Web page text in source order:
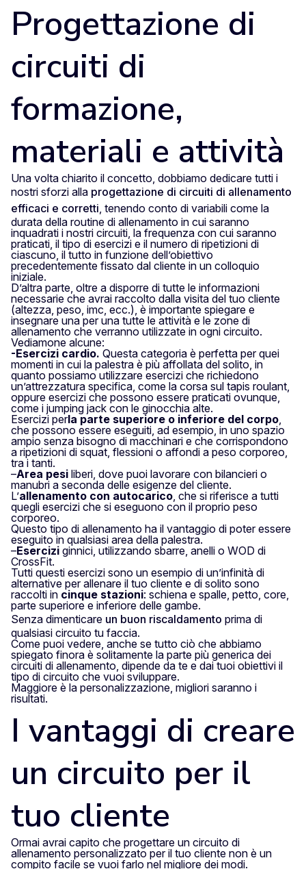
Progettazione di
circuiti di
formazione,
materiali e attività
Una volta chiarito il concetto, dobbiamo dedicare tutti i
nostri sforzi alla progettazione di circuiti di allenamento
efficaci e corretti, tenendo conto di variabili come la
durata della routine di allenamento in cui saranno
inquadrati i nostri circuiti, la frequenza con cui saranno
praticati, il tipo di esercizi e il numero di ripetizioni di
ciascuno, il tutto in funzione dell’obiettivo
precedentemente fissato dal cliente in un colloquio
iniziale.
D’altra parte, oltre a disporre di tutte le informazioni
necessarie che avrai raccolto dalla visita del tuo cliente
(altezza, peso, imc, ecc.), è importante spiegare e
insegnare una per una tutte le attività e le zone di
allenamento che verranno utilizzate in ogni circuito.
Vediamone alcune:
-Esercizi cardio. Questa categoria è perfetta per quei
momenti in cui la palestra è più affollata del solito, in
quanto possiamo utilizzare esercizi che richiedono
un’attrezzatura specifica, come la corsa sul tapis roulant,
oppure esercizi che possono essere praticati ovunque,
come i jumping jack con le ginocchia alte.
Esercizi perla parte superiore o inferiore del corpo,
che possono essere eseguiti, ad esempio, in uno spazio
ampio senza bisogno di macchinari e che corrispondono
a ripetizioni di squat, flessioni o affondi a peso corporeo,
tra i tanti.
–Area pesi liberi, dove puoi lavorare con bilancieri o
manubri a seconda delle esigenze del cliente.
L’allenamento con autocarico, che si riferisce a tutti
quegli esercizi che si eseguono con il proprio peso
corporeo.
Questo tipo di allenamento ha il vantaggio di poter essere
eseguito in qualsiasi area della palestra.
–Esercizi ginnici, utilizzando sbarre, anelli o WOD di
CrossFit.
Tutti questi esercizi sono un esempio di un’infinità di
alternative per allenare il tuo cliente e di solito sono
raccolti in cinque stazioni: schiena e spalle, petto, core,
parte superiore e inferiore delle gambe.
Senza dimenticare un buon riscaldamento prima di
qualsiasi circuito tu faccia.
Come puoi vedere, anche se tutto ciò che abbiamo
spiegato finora è solitamente la parte più generica dei
circuiti di allenamento, dipende da te e dai tuoi obiettivi il
tipo di circuito che vuoi sviluppare.
Maggiore è la personalizzazione, migliori saranno i
risultati.
I vantaggi di creare
un circuito per il
tuo cliente
Ormai avrai capito che progettare un circuito di
allenamento personalizzato per il tuo cliente non è un
compito facile se vuoi farlo nel migliore dei modi.